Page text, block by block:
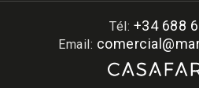
Tél: +34 688
Email: